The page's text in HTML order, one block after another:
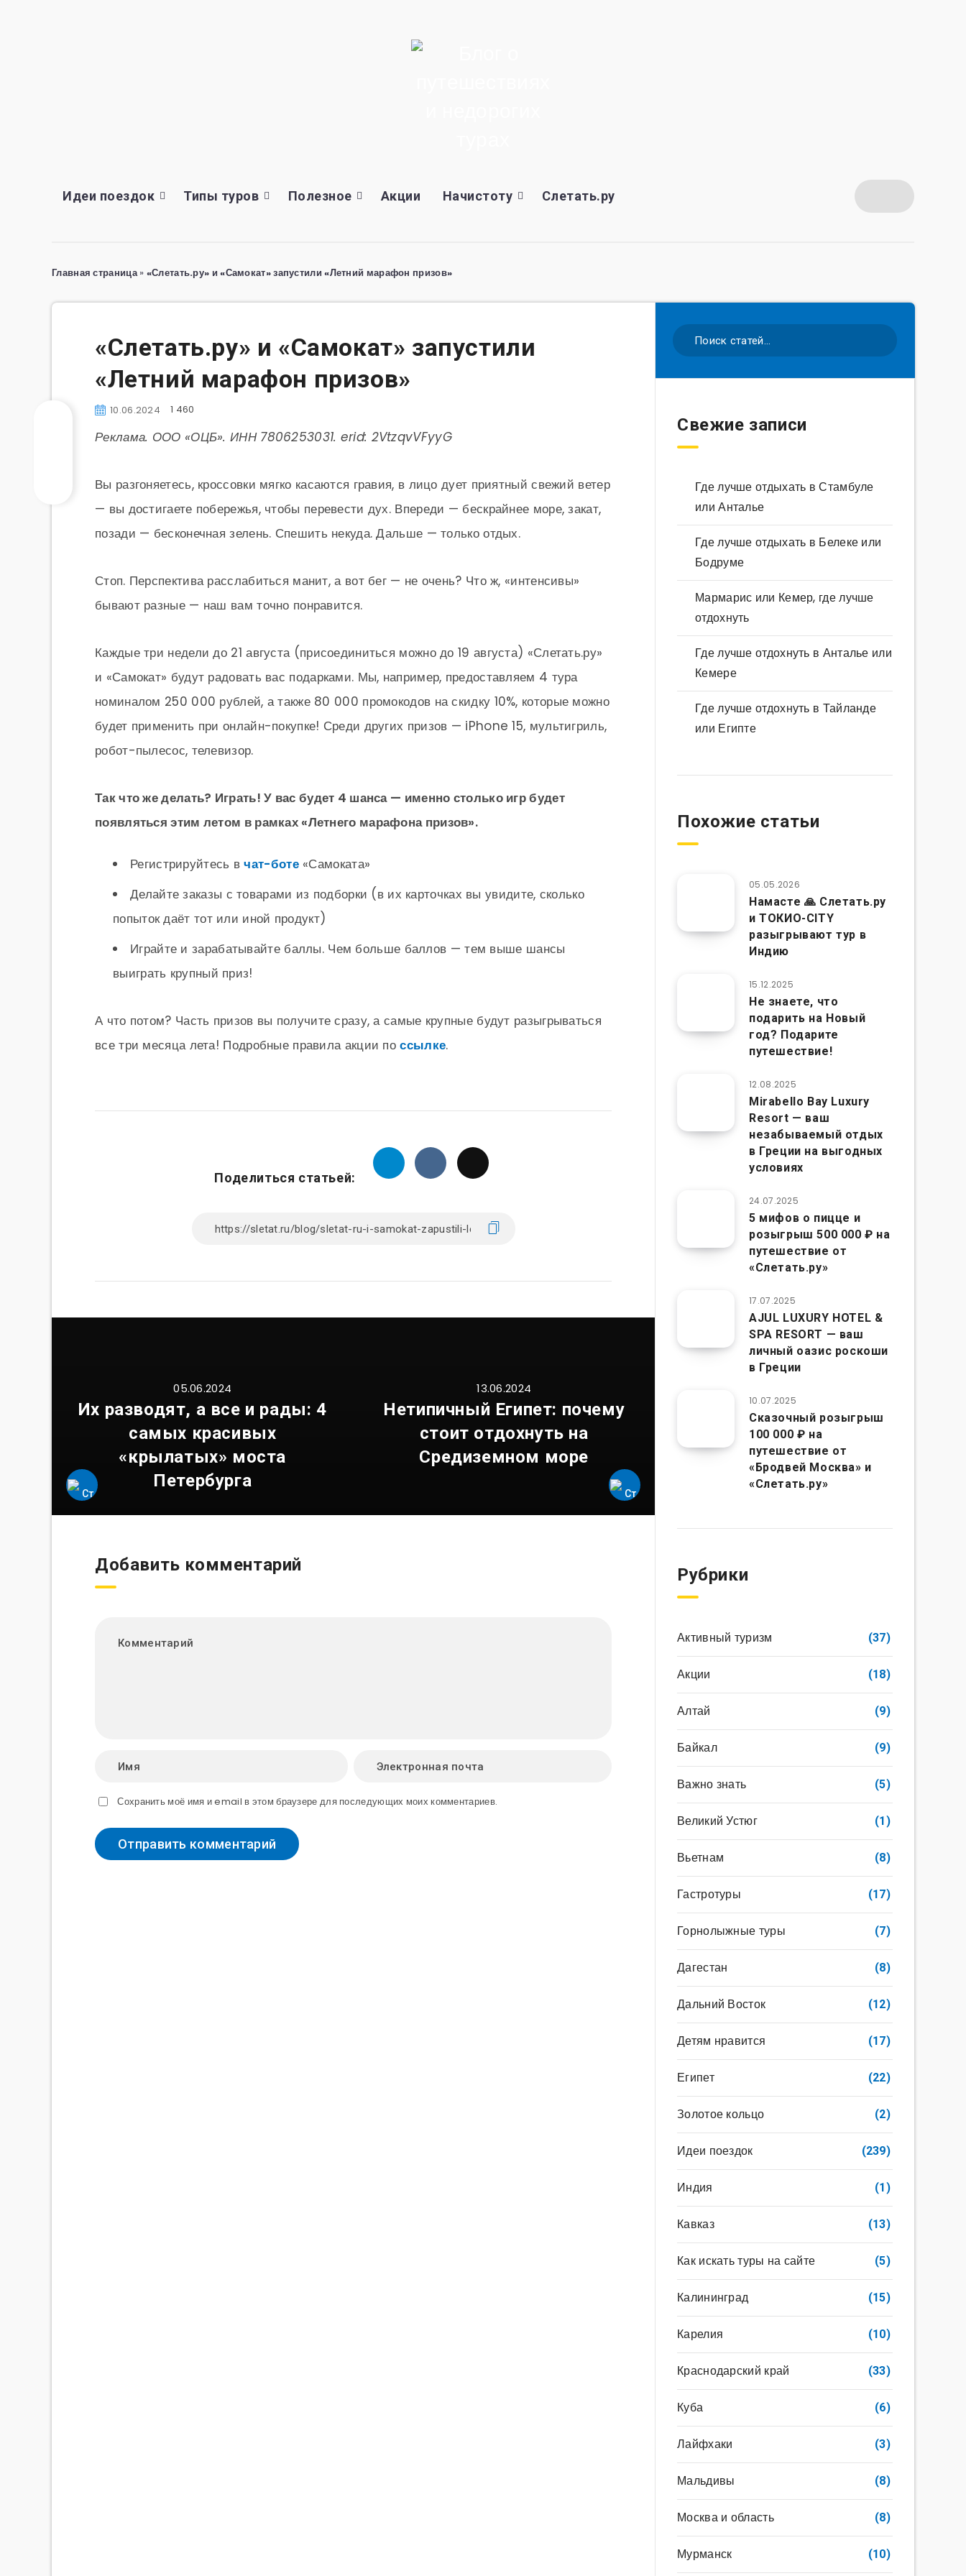
Идеи поездок Типы туров Полезное Акции Начистоту Слетать.ру
Главная страница» «Слетать.ру» и «Самокат» запустили «Летний марафон призов»
«Слетать.ру» и «Самокат» запустили
«Летний марафон призов»
10.06.2024 1 460
Реклама. ООО «ОЦБ». ИНН 7806253031. erid: 2VtzqvVFyyG
Вы разгоняетесь, кроссовки мягко касаются гравия, в лицо дует приятный свежий ветер
— вы достигаете побережья, чтобы перевести дух. Впереди — бескрайнее море, закат,
позади — бесконечная зелень. Спешить некуда. Дальше — только отдых.
Стоп. Перспектива расслабиться манит, а вот бег — не очень? Что ж, «интенсивы»
бывают разные — наш вам точно понравится.
Каждые три недели до 21 августа (присоединиться можно до 19 августа) «Слетать.ру»
и «Самокат» будут радовать вас подарками. Мы, например, предоставляем 4 тура
номиналом 250 000 рублей, а также 80 000 промокодов на скидку 10%, которые можно
будет применить при онлайн-покупке! Среди других призов — iPhone 15, мультигриль,
робот-пылесос, телевизор.
Так что же делать? Играть! У вас будет 4 шанса — именно столько игр будет
появляться этим летом в рамках «Летнего марафона призов».
Регистрируйтесь вчат-боте«Самоката»
Делайте заказы с товарами из подборки (в их карточках вы увидите, сколько
попыток даёт тот или иной продукт)
Играйте и зарабатывайте баллы. Чем больше баллов — тем выше шансы
выиграть крупный приз!
А что потом? Часть призов вы получите сразу, а самые крупные будут разыгрываться
все три месяца лета! Подробные правила акции поссылке.
Поделиться статьей:
05.06.2024
Их разводят, а все и рады: 4
самых красивых
«крылатых» моста
Петербурга
13.06.2024
Нетипичный Египет: почему
стоит отдохнуть на
Средиземном море
Добавить комментарий
Сохранить моё имя и email в этом браузере для последующих моих комментариев.
Свежие записи
Где лучше отдыхать в Стамбуле
или Анталье
Где лучше отдыхать в Белеке или
Бодруме
Мармарис или Кемер, где лучше
отдохнуть
Где лучше отдохнуть в Анталье или
Кемере
Где лучше отдохнуть в Тайланде
или Египте
Похожие статьи
05.05.2026
Намасте 🙏 Слетать.ру
и ТОКИО-CITY
разыгрывают тур в
Индию
15.12.2025
Не знаете, что
подарить на Новый
год? Подарите
путешествие!
12.08.2025
Mirabello Bay Luxury
Resort — ваш
незабываемый отдых
в Греции на выгодных
условиях
24.07.2025
5 мифов о пицце и
розыгрыш 500 000 ₽ на
путешествие от
«Слетать.ру»
17.07.2025
AJUL LUXURY HOTEL &
SPA RESORT — ваш
личный оазис роскоши
в Греции
10.07.2025
Сказочный розыгрыш
100 000 ₽ на
путешествие от
«Бродвей Москва» и
«Слетать.ру»
Рубрики
Активный туризм (37)
Акции (18)
Алтай (9)
Байкал (9)
Важно знать (5)
Великий Устюг (1)
Вьетнам (8)
Гастротуры (17)
Горнолыжные туры (7)
Дагестан (8)
Дальний Восток (12)
Детям нравится (17)
Египет (22)
Золотое кольцо (2)
Идеи поездок (239)
Индия (1)
Кавказ (13)
Как искать туры на сайте (5)
Калининград (15)
Карелия (10)
Краснодарский край (33)
Куба (6)
Лайфхаки (3)
Мальдивы (8)
Москва и область (8)
Мурманск (10)